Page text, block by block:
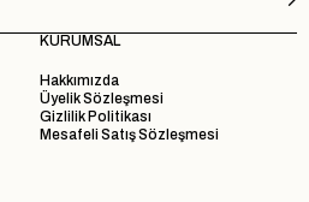
KURUMSAL
Hakkımızda
Üyelik Sözleşmesi
Gizlilik Politikası
Mesafeli Satış Sözleşmesi